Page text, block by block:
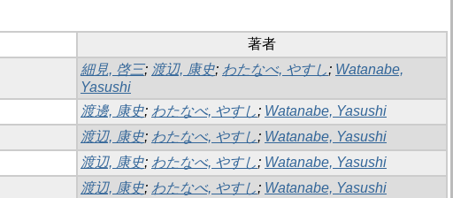
著者
細見, 啓三; 渡辺, 康史; わたなべ, やすし; Watanabe,
Yasushi
渡邊, 康史; わたなべ, やすし; Watanabe, Yasushi
渡辺, 康史; わたなべ, やすし; Watanabe, Yasushi
渡辺, 康史; わたなべ, やすし; Watanabe, Yasushi
渡辺, 康史; わたなべ, やすし; Watanabe, Yasushi